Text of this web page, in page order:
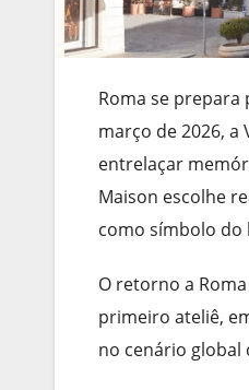
Roma se
março de 2026,
entrelaçar
Maison escolhe
como símbolo do
O retorno a
primeiro ateliê,
no cenário global